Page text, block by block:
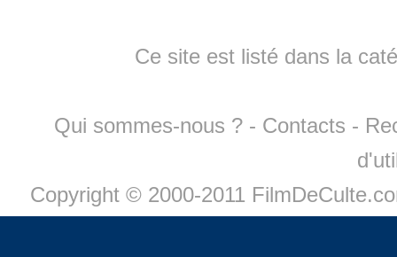
Ce site est listé dans la
Qui sommes-nous ? - Contacts -
Copyright © 2000-2011